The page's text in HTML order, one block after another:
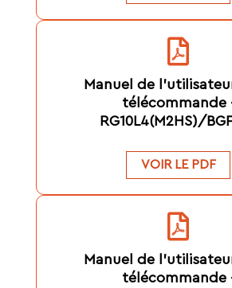
Manuel de
télécommande
RG10L4(M2HS)/
VOIR LE PDF
Manuel de
télécommande